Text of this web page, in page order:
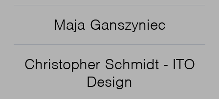
Maja Ganszyniec
Christopher Schmidt - ITO
Design